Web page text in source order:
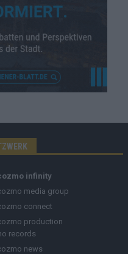
infinity
media group
connect
production
records
news